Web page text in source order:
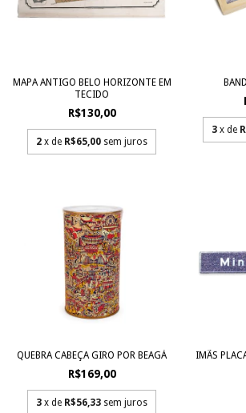
MAPA ANTIGO BELO HORIZONTE EM
TECIDO
R$130,00
2 x de R$65,00 sem juros
3 x de
QUEBRA CABEÇA GIRO POR BEAGÁ
R$169,00
3 x de R$56,33 sem juros
IMÃS